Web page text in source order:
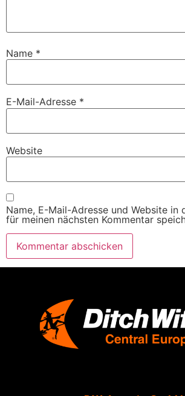
Name *
E-Mail-Adresse *
Website
Name, E-Mail-Adresse und Website in
für meinen nächsten Kommentar